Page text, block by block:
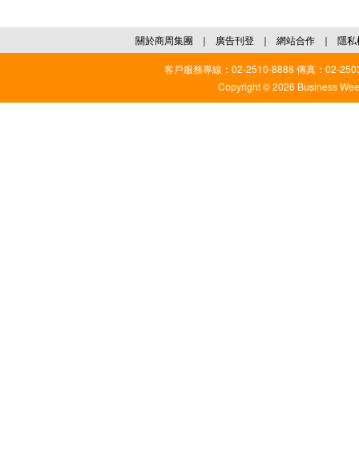
關於商周集團 ｜ 廣告刊登 ｜ 網站合作 ｜ 隱私
客戶服務專線：02-2510-8888 傳真：02-
Copyright © 2026 Business